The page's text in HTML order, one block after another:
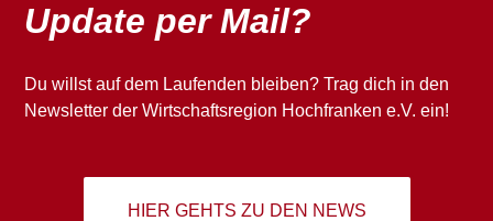
Update per Mail?
Du willst auf dem Laufenden bleiben? Trag dich in den
Newsletter der Wirtschaftsregion Hochfranken e.V. ein!
HIER GEHTS ZU DEN NEWS